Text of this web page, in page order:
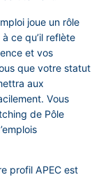
joue un rôle
ce qu’il reflète
et vos
que votre statut
aux
Vous
de Pôle
profil APEC est